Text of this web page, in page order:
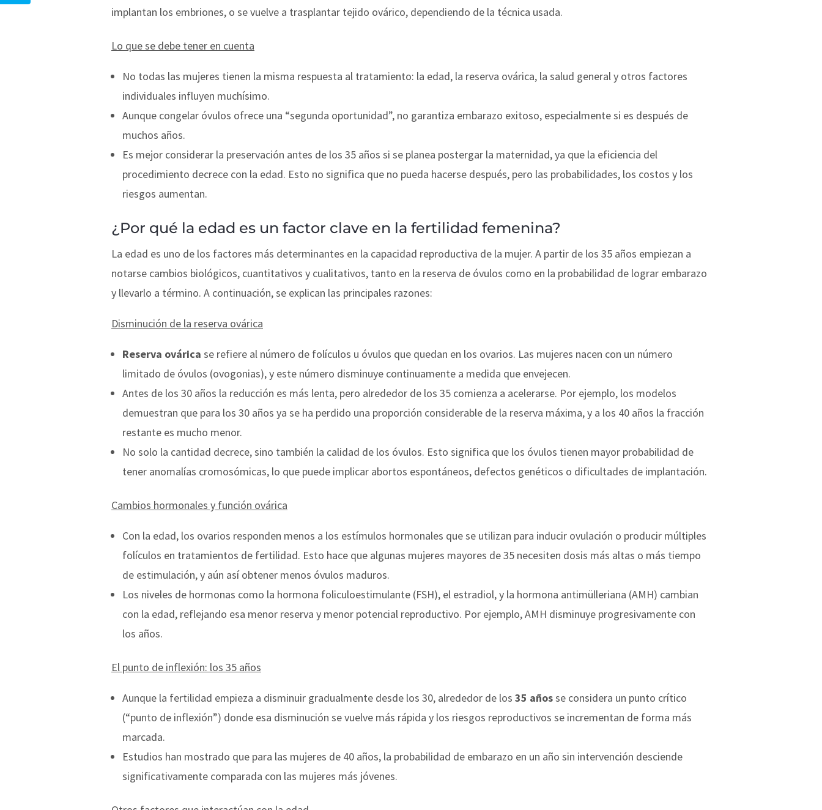
implantan los embriones, o se vuelve a trasplantar tejido ovárico, dependiendo de la técnica usada.
Lo que se debe tener en cuenta
No todas las mujeres tienen la misma respuesta al tratamiento: la edad, la reserva ovárica, la salud general y otros factores
individuales influyen muchísimo.
Aunque congelar óvulos ofrece una “segunda oportunidad”, no garantiza embarazo exitoso, especialmente si es después de
muchos años.
Es mejor considerar la preservación antes de los 35 años si se planea postergar la maternidad, ya que la eficiencia del
procedimiento decrece con la edad. Esto no significa que no pueda hacerse después, pero las probabilidades, los costos y los
riesgos aumentan.
¿Por qué la edad es un factor clave en la fertilidad femenina?
La edad es uno de los factores más determinantes en la capacidad reproductiva de la mujer. A partir de los 35 años empiezan a
notarse cambios biológicos, cuantitativos y cualitativos, tanto en la reserva de óvulos como en la probabilidad de lograr embarazo
y llevarlo a término. A continuación, se explican las principales razones:
Disminución de la reserva ovárica
Reserva ovárica se refiere al número de folículos u óvulos que quedan en los ovarios. Las mujeres nacen con un número
limitado de óvulos (ovogonias), y este número disminuye continuamente a medida que envejecen.
Antes de los 30 años la reducción es más lenta, pero alrededor de los 35 comienza a acelerarse. Por ejemplo, los modelos
demuestran que para los 30 años ya se ha perdido una proporción considerable de la reserva máxima, y a los 40 años la fracción
restante es mucho menor.
No solo la cantidad decrece, sino también la calidad de los óvulos. Esto significa que los óvulos tienen mayor probabilidad de
tener anomalías cromosómicas, lo que puede implicar abortos espontáneos, defectos genéticos o dificultades de implantación.
Cambios hormonales y función ovárica
Con la edad, los ovarios responden menos a los estímulos hormonales que se utilizan para inducir ovulación o producir múltiples
folículos en tratamientos de fertilidad. Esto hace que algunas mujeres mayores de 35 necesiten dosis más altas o más tiempo
de estimulación, y aún así obtener menos óvulos maduros.
Los niveles de hormonas como la hormona foliculoestimulante (FSH), el estradiol, y la hormona antimülleriana (AMH) cambian
con la edad, reflejando esa menor reserva y menor potencial reproductivo. Por ejemplo, AMH disminuye progresivamente con
los años.
El punto de inflexión: los 35 años
Aunque la fertilidad empieza a disminuir gradualmente desde los 30, alrededor de los 35 añosse considera un punto crítico
(“punto de inflexión”) donde esa disminución se vuelve más rápida y los riesgos reproductivos se incrementan de forma más
marcada.
Estudios han mostrado que para las mujeres de 40 años, la probabilidad de embarazo en un año sin intervención desciende
significativamente comparada con las mujeres más jóvenes.